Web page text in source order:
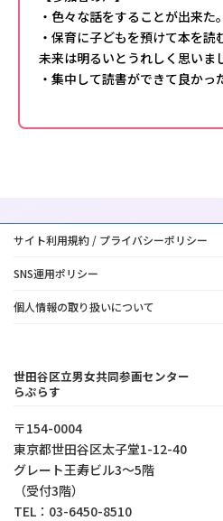
・色々な話をすることが出来た。
・保育に子どもを預けて本を
未来は明るいとうれしく思いま
・集中して読書ができて良かっ
サイト利用規約 / プライバシーポリシー
SNS運用ポリシー
個人情報の取り扱いについて
世田谷区立男女共同参画センター
らぷらす
〒154-0004
東京都世⽥⾕区太⼦堂1-12-40
グレート王寿ビル3～5階
（受付3階）
TEL：03-6450-8510